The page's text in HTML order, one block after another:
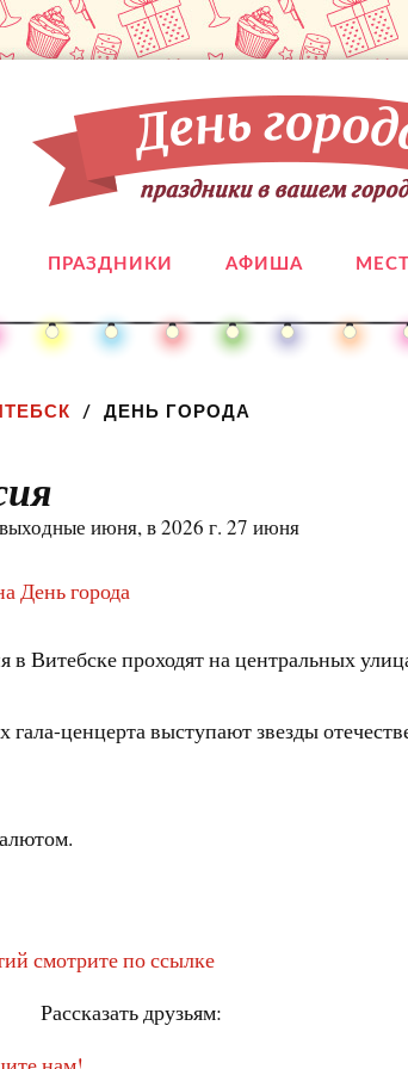
ПРАЗДНИКИ АФИША
ДЕНЬ ГОРОДА
июня, в 2026 г. 27 июня
День города
Витебске проходят на центральных
ценцерта выступают звезды
смотрите по ссылке
Рассказать друзьям: